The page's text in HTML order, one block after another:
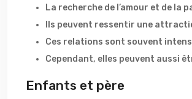
La recherche de l’amour et de
Ils peuvent ressentir une
Ces relations sont souvent
Cependant, elles peuvent aussi
Enfants et père